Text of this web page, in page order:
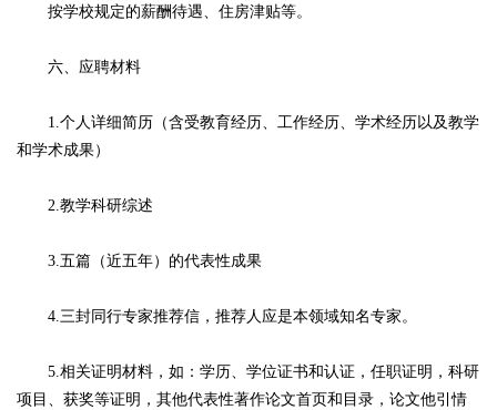
按学校规定的薪酬待遇、住房津贴等。
六、应聘材料
1.个人详细简历（含受教育经历、工作经历、学术经历以及教学
和学术成果）
2.教学科研综述
3.五篇（近五年）的代表性成果
4.三封同行专家推荐信，推荐人应是本领域知名专家。
5.相关证明材料，如：学历、学位证书和认证，任职证明，科研
项目、获奖等证明，其他代表性著作论文首页和目录，论文他引情